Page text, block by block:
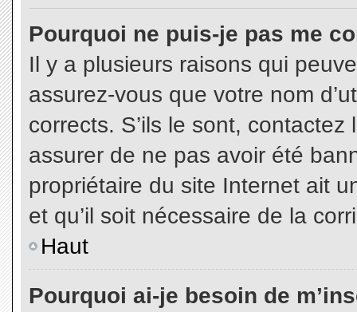
Pourquoi ne puis-je pas me
Il y a plusieurs raisons qui
assurez-vous que votre nom
corrects. S’ils le sont,
assurer de ne pas avoir été
propriétaire du site Internet ait
et qu’il soit nécessaire de la
Haut
Pourquoi ai-je besoin de